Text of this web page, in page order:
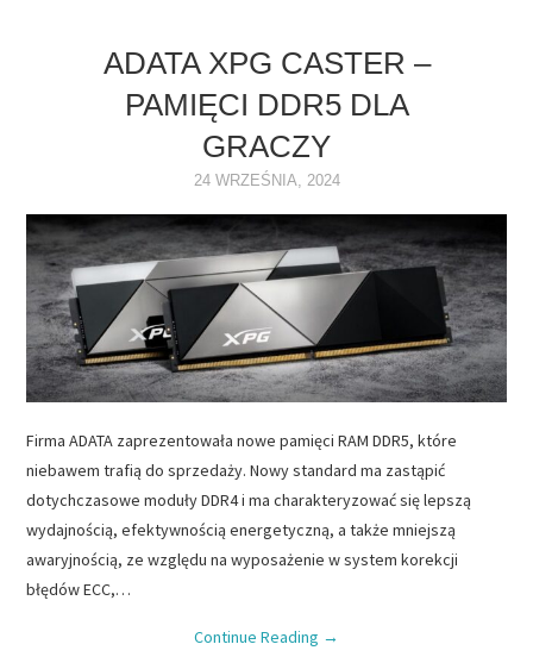
ADATA XPG CASTER –
PAMIĘCI DDR5 DLA
GRACZY
24 WRZEŚNIA, 2024
Firma ADATA zaprezentowała nowe pamięci RAM DDR5, które
niebawem trafią do sprzedaży. Nowy standard ma zastąpić
dotychczasowe moduły DDR4 i ma charakteryzować się lepszą
wydajnością, efektywnością energetyczną, a także mniejszą
awaryjnością, ze względu na wyposażenie w system korekcji
błędów ECC,…
Continue Reading →